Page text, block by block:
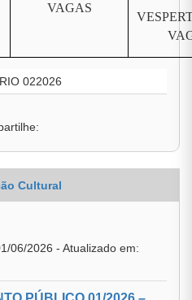
VAGAS
022026
Cultural
06/2026 - Atualizado em: